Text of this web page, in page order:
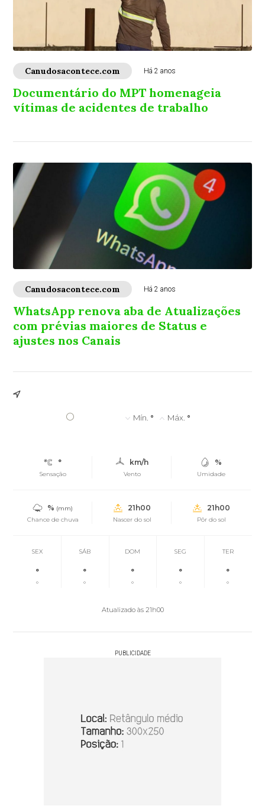
Canudosacontece.com Há 2 anos
Documentário do MPT homenageia
vítimas de acidentes de trabalho
Canudosacontece.com Há 2 anos
WhatsApp renova aba de Atualizações
com prévias maiores de Status e
ajustes nos Canais
° Mín. ° Máx. °
°
Sensação
km/h
Vento
%
Umidade
% (mm)
Chance de chuva
21h00
Nascer do sol
21h00
Pôr do sol
SEX
°
°
SÁB
°
°
DOM
°
°
SEG
°
°
TER
°
°
Atualizado às 21h00
PUBLICIDADE